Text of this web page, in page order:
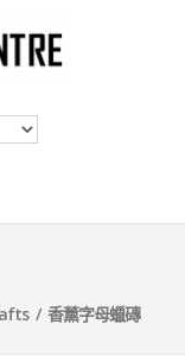
/ 香薰字母蠟磚